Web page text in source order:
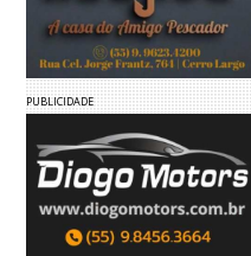
PUBLICIDADE